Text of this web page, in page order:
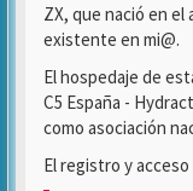
ZX, que nació en el
existente en mi@.
El hospedaje de
C5 España -
como asociación
El registro y